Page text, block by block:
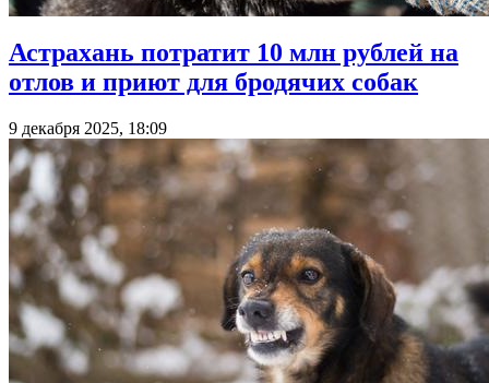
Астрахань потратит 10 млн рублей на
отлов и приют для бродячих собак
9 декабря 2025, 18:09